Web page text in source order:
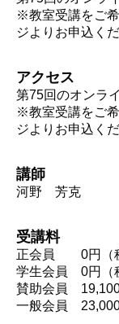
※教室受講をご
ジよりお申込く
アクセス
第75回のオンラ
※教室受講をご
ジよりお申込く
講師
河野 芳克
受講料
正会員 0円（税
学生会員 0円（
賛助会員 19,100
一般会員 23,000